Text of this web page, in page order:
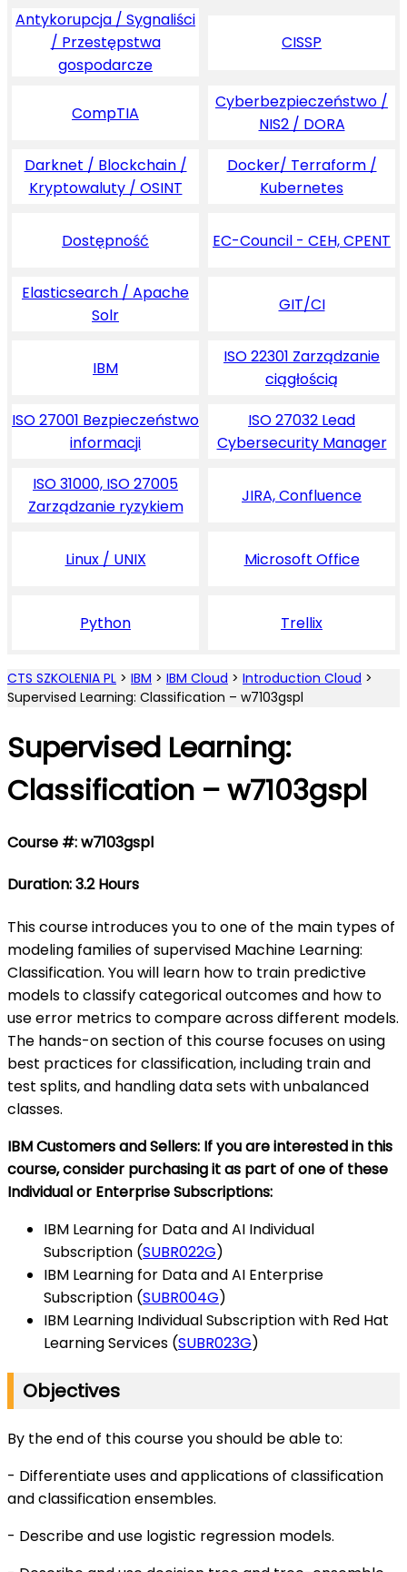
Antykorupcja / Sygnaliści
/ Przestępstwa
gospodarcze
CISSP
CompTIA
Cyberbezpieczeństwo /
NIS2 / DORA
Darknet / Blockchain /
Kryptowaluty / OSINT
Docker/ Terraform /
Kubernetes
Dostępność EC-Council - CEH, CPENT
Elasticsearch / Apache
Solr
GIT/CI
IBM
ISO 22301 Zarządzanie
ciągłością
ISO 27001 Bezpieczeństwo
informacji
ISO 27032 Lead
Cybersecurity Manager
ISO 31000, ISO 27005
Zarządzanie ryzykiem
JIRA, Confluence
Linux / UNIX Microsoft Office
Python Trellix
CTS SZKOLENIA PL > IBM > IBM Cloud > Introduction Cloud >
Supervised Learning: Classification – w7103gspl
Supervised Learning:
Classification – w7103gspl
Course #: w7103gspl
Duration: 3.2 Hours
This course introduces you to one of the main types of
modeling families of supervised Machine Learning:
Classification. You will learn how to train predictive
models to classify categorical outcomes and how to
use error metrics to compare across different models.
The hands-on section of this course focuses on using
best practices for classification, including train and
test splits, and handling data sets with unbalanced
classes.
IBM Customers and Sellers: If you are interested in this
course, consider purchasing it as part of one of these
Individual or Enterprise Subscriptions:
IBM Learning for Data and AI Individual
Subscription (SUBR022G)
IBM Learning for Data and AI Enterprise
Subscription (SUBR004G)
IBM Learning Individual Subscription with Red Hat
Learning Services (SUBR023G)
Objectives
By the end of this course you should be able to:
- Differentiate uses and applications of classification
and classification ensembles.
- Describe and use logistic regression models.